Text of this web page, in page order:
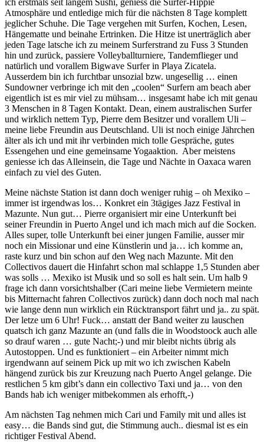
ich erstmals seit langem Sushi, geniess die Surfer-Hippie
Atmosphäre und entledige mich für die nächsten 8 Tage komplett
jeglicher Schuhe. Die Tage vergehen mit Surfen, Kochen, Lesen,
Hängematte und beinahe Ertrinken. Die Hitze ist unerträglich aber
jeden Tage latsche ich zu meinem Surferstrand zu Fuss 3 Stunden
hin und zurück, passiere Volleyballturniere, Tandemflieger und
natürlich und vorallem Bigwave Surfer in Playa Zicatela.
Ausserdem bin ich furchtbar unsozial bzw. ungesellig … einen
Sundowner verbringe ich mit den „coolen“ Surfern am beach aber
eigentlich ist es mir viel zu mühsam… insgesamt habe ich mit genau
3 Menschen in 8 Tagen Kontakt. Dean, einem australischen Surfer
und wirklich nettem Typ, Pierre dem Besitzer und vorallem Uli –
meine liebe Freundin aus Deutschland. Uli ist noch einige Jährchen
älter als ich und mit ihr verbinden mich tolle Gespräche, gutes
Essengehen und eine gemeinsame Yogaaktion. Aber meistens
geniesse ich das Alleinsein, die Tage und Nächte in Oaxaca waren
einfach zu viel des Guten.
Meine nächste Station ist dann doch weniger ruhig – oh Mexiko –
immer ist irgendwas los… Konkret ein 3tägiges Jazz Festival in
Mazunte. Nun gut… Pierre organisiert mir eine Unterkunft bei
seiner Freundin in Puerto Angel und ich mach mich auf die Socken.
Alles super, tolle Unterkunft bei einer jungen Familie, ausser mir
noch ein Missionar und eine Künstlerin und ja… ich komme an,
raste kurz und bin schon auf den Weg nach Mazunte. Mit den
Collectivos dauert die Hinfahrt schon mal schlappe 1,5 Stunden aber
was solls … Mexiko ist Musik und so soll es halt sein. Um halb 9
frage ich dann vorsichtshalber (Cari meine liebe Vermietern meinte
bis Mitternacht fahren Collectivos zurück) dann doch noch mal nach
wie lange denn nun wirklich ein Rücktransport fährt und ja.. zu spät.
Der letze um 6 Uhr! Fuck… anstatt der Band weiter zu lauschen
quatsch ich ganz Mazunte an (und falls die in Woodstoock auch alle
so drauf waren … gute Nacht;-) und mir bleibt nichts übrig als
Autostoppen. Und es funktioniert – ein Arbeiter nimmt mich
irgendwann auf seinem Pick up mit wo ich zwischen Kabeln
hängend zurück bis zur Kreuzung nach Puerto Angel gelange. Die
restlichen 5 km gibt’s dann ein collectivo Taxi und ja… von den
Bands hab ich weniger mitbekommen als erhofft,-)
Am nächsten Tag nehmen mich Cari und Family mit und alles ist
easy… die Bands sind gut, die Stimmung auch.. diesmal ist es ein
richtiger Festival Abend.